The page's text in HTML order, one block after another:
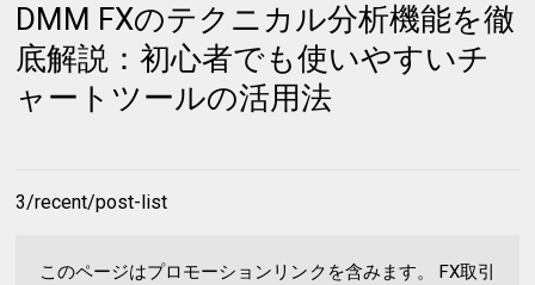
DMM FXのテクニカル分析機能を徹
底解説：初心者でも使いやすいチ
ャートツールの活用法
3/recent/post-list
このページはプロモーションリンクを含みます。 FX取引